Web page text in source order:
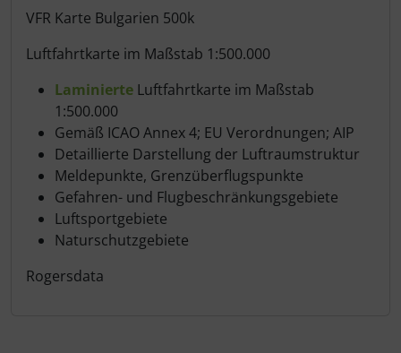
Produktbeschreibung
VFR Karte Bulgarien 500k
Luftfahrtkarte im Maßstab 1:500.000
Laminierte Luftfahrtkarte im Maßstab
1:500.000
Gemäß ICAO Annex 4; EU Verordnungen; AIP
Detaillierte Darstellung der Luftraumstruktur
Meldepunkte, Grenzüberflugspunkte
Gefahren- und Flugbeschränkungsgebiete
Luftsportgebiete
Naturschutzgebiete
Rogersdata
Tapes und Tuning
Transponder
Warn- und Schutzfolien
Sonstiges